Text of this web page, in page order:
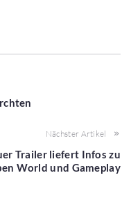
Nächster Artikel
Trailer liefert Infos zu
World und Gameplay